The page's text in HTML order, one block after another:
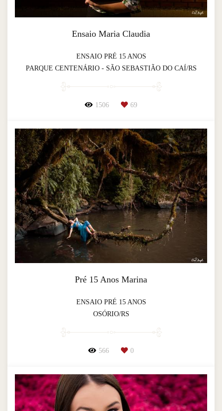
Ensaio Maria Claudia
ENSAIO PRÉ 15 ANOS
PARQUE CENTENÁRIO - SÃO SEBASTIÃO DO CAÍ/RS
1506 69
Pré 15 Anos Marina
ENSAIO PRÉ 15 ANOS
OSÓRIO/RS
566 0